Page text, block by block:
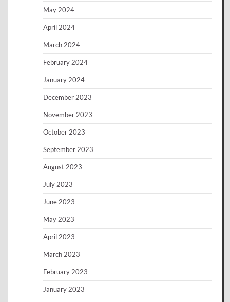
May 2024
April 2024
March 2024
February 2024
January 2024
December 2023
November 2023
October 2023
September 2023
August 2023
July 2023
June 2023
May 2023
April 2023
March 2023
February 2023
January 2023